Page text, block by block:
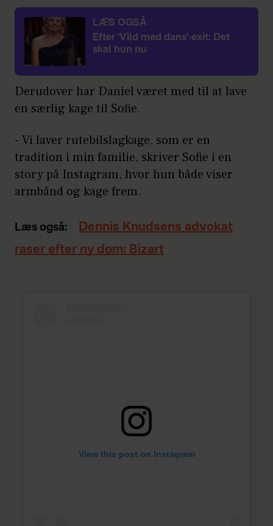
LÆS OGSÅ
Efter 'Vild med dans'-exit: Det
skal hun nu
Derudover har Daniel været med til at lave
en særlig kage til Sofie.
- Vi laver rutebilslagkage, som er en
tradition i min familie, skriver Sofie i en
story på Instagram, hvor hun både viser
armbånd og kage frem.
Læs også:
Dennis Knudsens advokat
raser efter ny dom: Bizart
View this post on Instagram